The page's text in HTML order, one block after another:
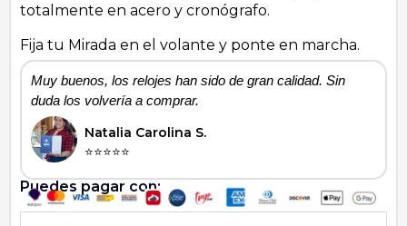
totalmente en acero y cronógrafo.
Fija tu Mirada en el volante y ponte en marcha.
Muy buenos, los relojes han sido de gran calidad. Sin
duda los volvería a comprar.
Natalia Carolina S.
⭐⭐⭐⭐⭐
Puedes pagar con: